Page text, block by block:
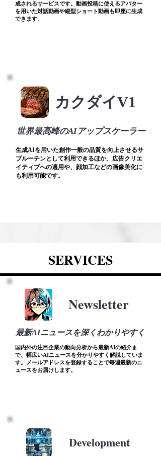
成されるサービスです。動画投稿に使えるアバター
を用いた対話動画や縦型ショート動画も即座に生成
できます。
カクダイV1
世界最高峰のAIアップスケーラー
​生成AIを用いた創作一般の品質を向上させるサ
ブルーチンとして利用できるほか、広告クリエ
イティブへの適用や、顔加工などの画像美化に
も利用可能です。
SERVICES
国内外の注目企業の動向分析から最新AIの紹介ま
で、幅広いAIニュースを分かりやすく解説していま
す。メールアドレスを登録することで毎週最新のニ
ュースをお届けします。
Newsletter
最新AIニュースを深くわかりやすく
Development